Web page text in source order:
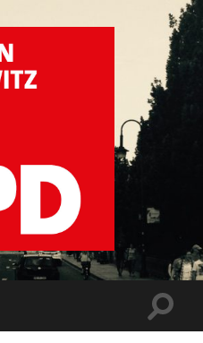
SPD
Dresden
Striesen